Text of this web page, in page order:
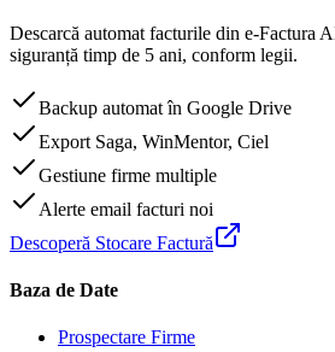
Descarcă automat facturile din e-Factura
siguranță timp de 5 ani, conform legii.
Backup automat în Google Drive
Export Saga, WinMentor, Ciel
Gestiune firme multiple
Alerte email facturi noi
Descoperă Stocare Factură
Baza de Date
Prospectare Firme